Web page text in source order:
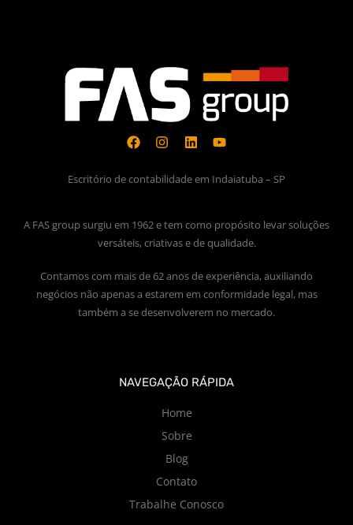
Escritório de contabilidade em Indaiatuba – SP
A FAS group surgiu em 1962 e tem como propósito levar soluções
versáteis, criativas e de qualidade.
Contamos com mais de 62 anos de experiência, auxiliando
negócios não apenas a estarem em conformidade legal, mas
também a se desenvolverem no mercado.
NAVEGAÇÃO RÁPIDA
Home
Sobre
Blog
Contato
Trabalhe Conosco